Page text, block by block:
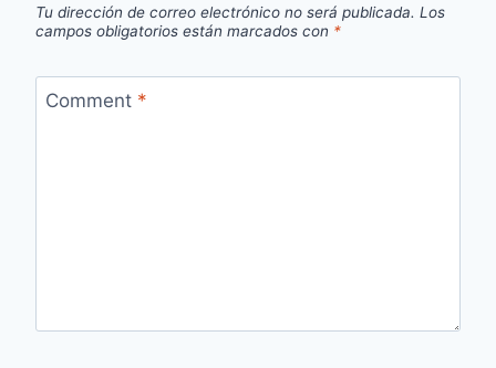
Tu dirección de correo electrónico no será publicada. Los
campos obligatorios están marcados con *
Comment *